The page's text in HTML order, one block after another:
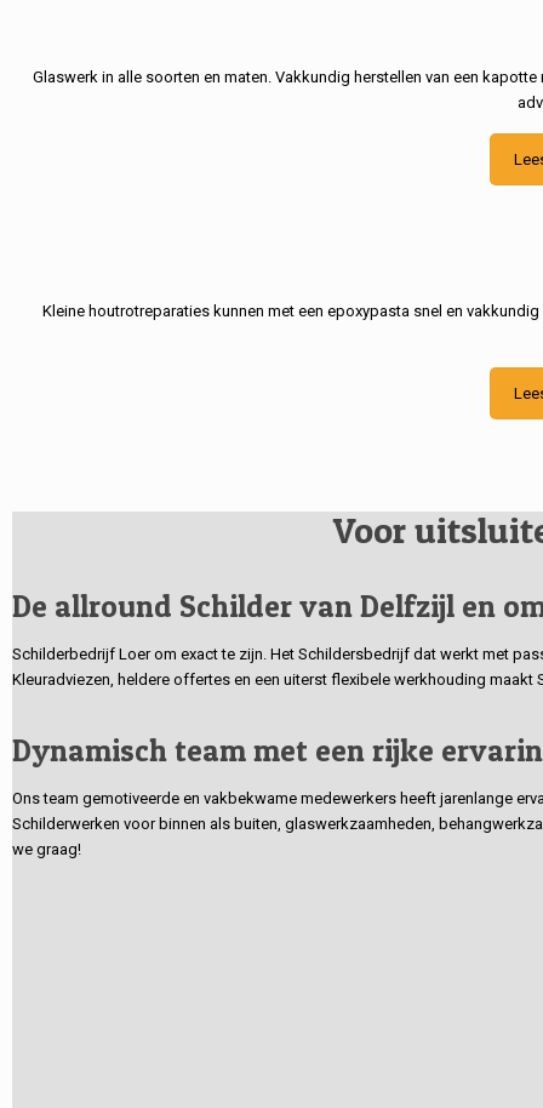
Glaswerk in alle soorten en maten. Vakkundig herstellen van een
Kleine houtrotreparaties kunnen met een epoxypasta snel en
Voor
De allround Schilder van Delfzijl en
Schilderbedrijf Loer om exact te zijn. Het Schildersbedrijf dat werkt met
Kleuradviezen, heldere offertes en een uiterst flexibele werkhouding
Dynamisch team met een rijke
Ons team gemotiveerde en vakbekwame medewerkers heeft jarenlange
Schilderwerken voor binnen als buiten, glaswerkzaamheden,
we graag!